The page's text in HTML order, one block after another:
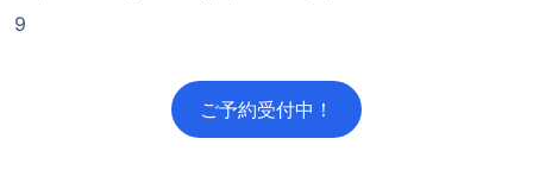
9
ご予約受付中！